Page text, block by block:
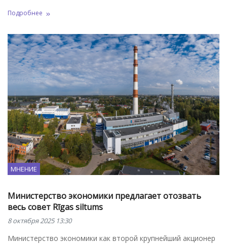
Подробнее
МНЕНИЕ
Министерство экономики предлагает отозвать
весь совет Rīgas siltums
8 октября 2025 13:30
Министерство экономики как второй крупнейший акционер